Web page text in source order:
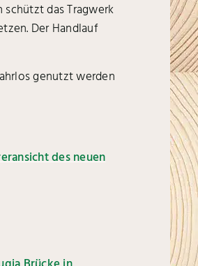
das Tragwerk
Der Handlauf
genutzt werden